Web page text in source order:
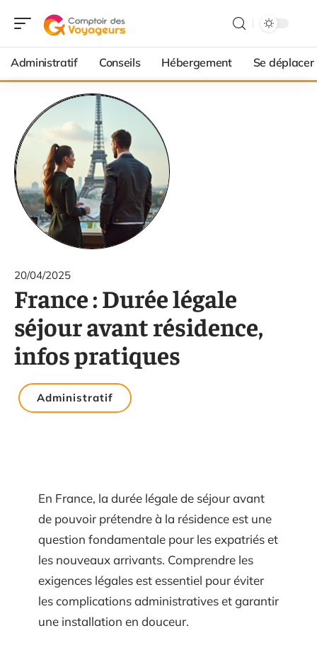
Administratif Conseils Hébergement Se déplacer
20/04/2025
France : Durée légale
séjour avant résidence,
infos pratiques
Administratif
En France, la durée légale de séjour avant
de pouvoir prétendre à la résidence est une
question fondamentale pour les expatriés et
les nouveaux arrivants. Comprendre les
exigences légales est essentiel pour éviter
les complications administratives et garantir
une installation en douceur.